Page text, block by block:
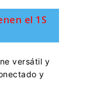
el 1S
versátil y
y